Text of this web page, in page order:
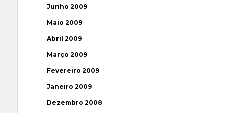
Junho 2009
Maio 2009
Abril 2009
Março 2009
Fevereiro 2009
Janeiro 2009
Dezembro 2008